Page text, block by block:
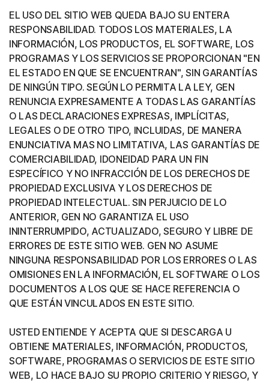
EL USO DEL SITIO WEB QUEDA BAJO SU ENTERA
RESPONSABILIDAD. TODOS LOS MATERIALES, LA
INFORMACIÓN, LOS PRODUCTOS, EL SOFTWARE, LOS
PROGRAMAS Y LOS SERVICIOS SE PROPORCIONAN "EN
EL ESTADO EN QUE SE ENCUENTRAN", SIN GARANTÍAS
DE NINGÚN TIPO. SEGÚN LO PERMITA LA LEY, GEN
RENUNCIA EXPRESAMENTE A TODAS LAS GARANTÍAS
O LAS DECLARACIONES EXPRESAS, IMPLÍCITAS,
LEGALES O DE OTRO TIPO, INCLUIDAS, DE MANERA
ENUNCIATIVA MAS NO LIMITATIVA, LAS GARANTÍAS DE
COMERCIABILIDAD, IDONEIDAD PARA UN FIN
ESPECÍFICO Y NO INFRACCIÓN DE LOS DERECHOS DE
PROPIEDAD EXCLUSIVA Y LOS DERECHOS DE
PROPIEDAD INTELECTUAL. SIN PERJUICIO DE LO
ANTERIOR, GEN NO GARANTIZA EL USO
ININTERRUMPIDO, ACTUALIZADO, SEGURO Y LIBRE DE
ERRORES DE ESTE SITIO WEB. GEN NO ASUME
NINGUNA RESPONSABILIDAD POR LOS ERRORES O LAS
OMISIONES EN LA INFORMACIÓN, EL SOFTWARE O LOS
DOCUMENTOS A LOS QUE SE HACE REFERENCIA O
QUE ESTÁN VINCULADOS EN ESTE SITIO.
USTED ENTIENDE Y ACEPTA QUE SI DESCARGA U
OBTIENE MATERIALES, INFORMACIÓN, PRODUCTOS,
SOFTWARE, PROGRAMAS O SERVICIOS DE ESTE SITIO
WEB, LO HACE BAJO SU PROPIO CRITERIO Y RIESGO, Y